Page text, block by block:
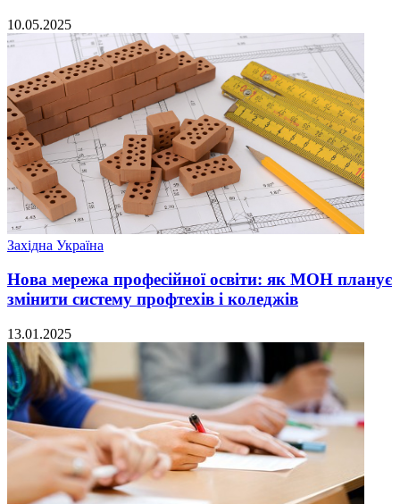
10.05.2025
Західна Україна
Нова мережа професійної освіти: як МОН планує
змінити систему профтехів і коледжів
13.01.2025